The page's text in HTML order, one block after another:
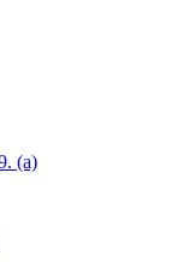
(a)